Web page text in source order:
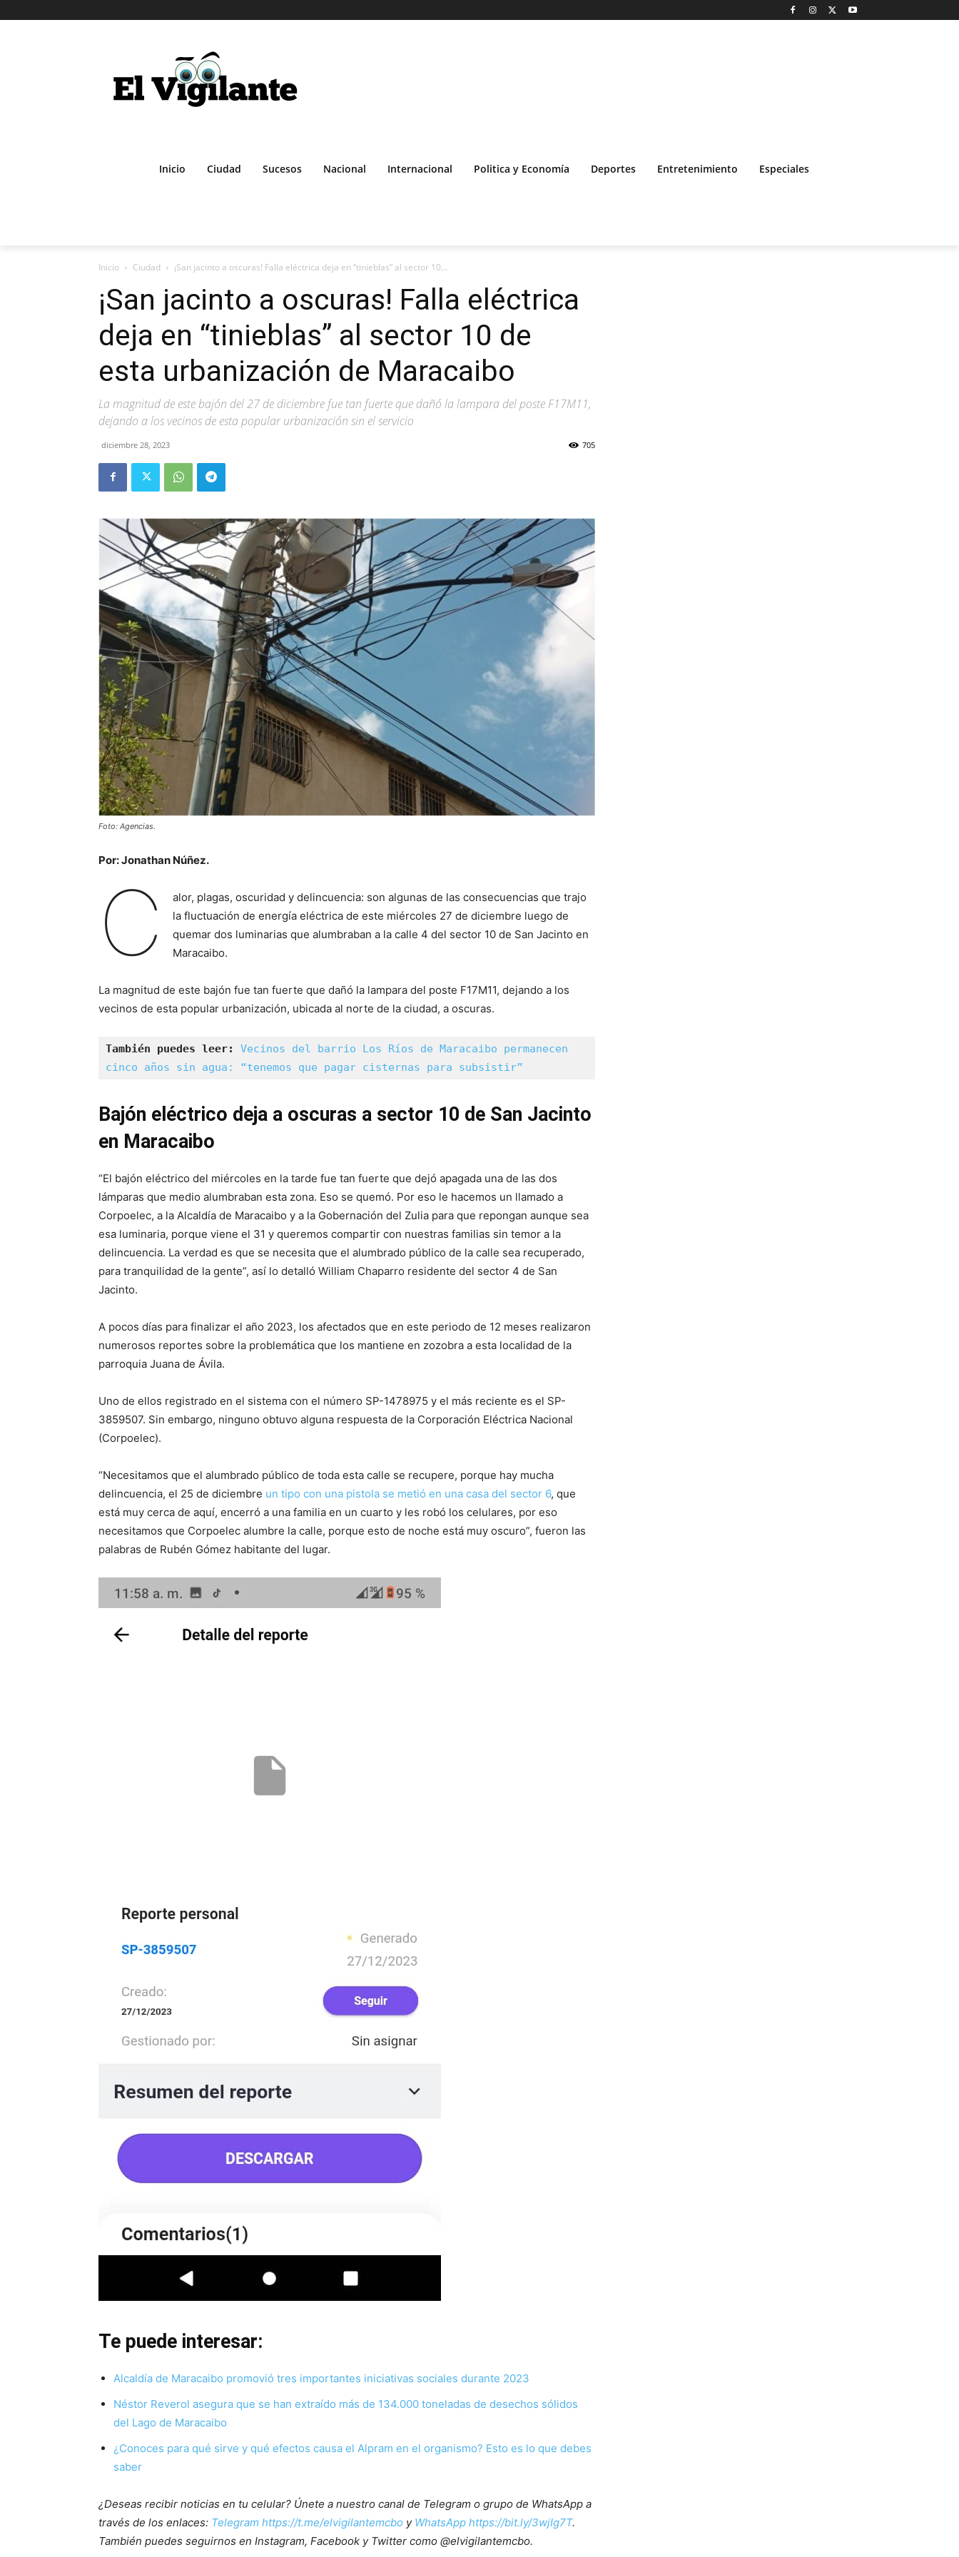
Inicio Ciudad Sucesos Nacional Internacional Politica y Economía Deportes Entretenimiento Especiales
Inicio Ciudad ¡San jacinto a oscuras! Falla eléctrica deja en “tinieblas” al sector 10...
¡San jacinto a oscuras! Falla eléctrica
deja en “tinieblas” al sector 10 de
esta urbanización de Maracaibo
La magnitud de este bajón del 27 de diciembre fue tan fuerte que dañó la lampara del poste F17M11,
dejando a los vecinos de esta popular urbanización sin el servicio
diciembre 28, 2023 705
Foto: Agencias.
Por: Jonathan Núñez.
C
alor, plagas, oscuridad y delincuencia: son algunas de las consecuencias que trajo
la fluctuación de energía eléctrica de este miércoles 27 de diciembre luego de
quemar dos luminarias que alumbraban a la calle 4 del sector 10 de San Jacinto en
Maracaibo.
La magnitud de este bajón fue tan fuerte que dañó la lampara del poste F17M11, dejando a los
vecinos de esta popular urbanización, ubicada al norte de la ciudad, a oscuras.
También puedes leer:
Vecinos del barrio Los Ríos de Maracaibo permanecen
cinco años sin agua: “tenemos que pagar cisternas para subsistir”
Bajón eléctrico deja a oscuras a sector 10 de San Jacinto
en Maracaibo
“El bajón eléctrico del miércoles en la tarde fue tan fuerte que dejó apagada una de las dos
lámparas que medio alumbraban esta zona. Eso se quemó. Por eso le hacemos un llamado a
Corpoelec, a la Alcaldía de Maracaibo y a la Gobernación del Zulia para que repongan aunque sea
esa luminaria, porque viene el 31 y queremos compartir con nuestras familias sin temor a la
delincuencia. La verdad es que se necesita que el alumbrado público de la calle sea recuperado,
para tranquilidad de la gente”, así lo detalló William Chaparro residente del sector 4 de San
Jacinto.
A pocos días para finalizar el año 2023, los afectados que en este periodo de 12 meses realizaron
numerosos reportes sobre la problemática que los mantiene en zozobra a esta localidad de la
parroquia Juana de Ávila.
Uno de ellos registrado en el sistema con el número SP-1478975 y el más reciente es el SP-
3859507. Sin embargo, ninguno obtuvo alguna respuesta de la Corporación Eléctrica Nacional
(Corpoelec).
“Necesitamos que el alumbrado público de toda esta calle se recupere, porque hay mucha
delincuencia, el 25 de diciembre un tipo con una pistola se metió en una casa del sector 6, que
está muy cerca de aquí, encerró a una familia en un cuarto y les robó los celulares, por eso
necesitamos que Corpoelec alumbre la calle, porque esto de noche está muy oscuro”, fueron las
palabras de Rubén Gómez habitante del lugar.
Te puede interesar:
Alcaldía de Maracaibo promovió tres importantes iniciativas sociales durante 2023
Néstor Reverol asegura que se han extraído más de 134.000 toneladas de desechos sólidos
del Lago de Maracaibo
¿Conoces para qué sirve y qué efectos causa el Alpram en el organismo? Esto es lo que debes
saber
¿Deseas recibir noticias en tu celular? Únete a nuestro canal de Telegram o grupo de WhatsApp a
través de los enlaces: Telegram https://t.me/elvigilantemcbo y WhatsApp https://bit.ly/3wjIg7T.
También puedes seguirnos en Instagram, Facebook y Twitter como @elvigilantemcbo.